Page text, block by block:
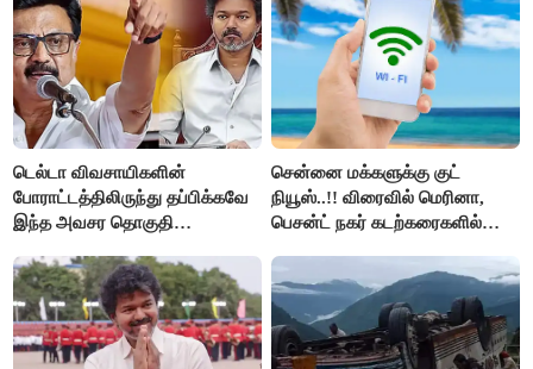
டெல்டா விவசாயிகளின்
போராட்டத்திலிருந்து தப்பிக்கவே
இந்த அவசர தொகுதி
அரங்கேற்றுகிறார் முதலமைச்சர் -
திமுக ஐடி விங்..!!
சென்னை மக்களுக்கு குட்
நியூஸ்..!! விரைவில் மெரினா,
பெசன்ட் நகர் கடற்கரைகளில்